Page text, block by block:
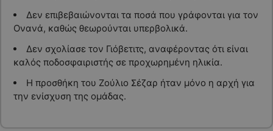
Δεν επιβεβαιώνονται τα ποσά που γράφονται για τον
Ονανά, καθώς θεωρούνται υπερβολικά.
Δεν σχολίασε τον Γιόβετιτς, αναφέροντας ότι είναι
καλός ποδοσφαιριστής σε προχωρημένη ηλικία.
Η προσθήκη του Ζούλιο Σέζαρ ήταν μόνο η αρχή για
την ενίσχυση της ομάδας.